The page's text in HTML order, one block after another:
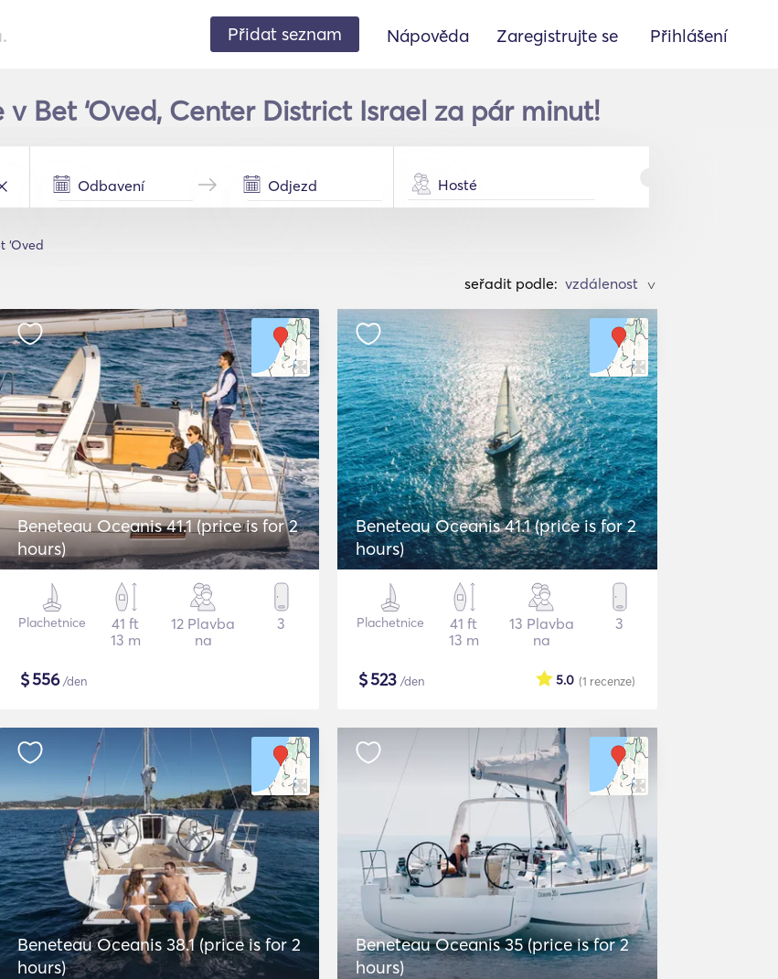
Přidat seznam Nápověda Zaregistrujte se Přihlášení
Bet ‘Oved, Center District Israel za pár minut!
‘Oved
Hosté
seřadit podle: >
Beneteau Oceanis 41.1 (price is for 2
hours)
Plachetnice
41 ft
13 m
12 Plavba
na
3
$556/den
Beneteau Oceanis 41.1 (price is for 2
hours)
Plachetnice
41 ft
13 m
13 Plavba
na
3
$523 /den (1 recenze)
5.0
Beneteau Oceanis 38.1 (price is for 2
hours)
Beneteau Oceanis 35 (price is for 2
hours)